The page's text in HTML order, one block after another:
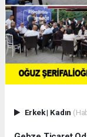
Erkek| Kadın